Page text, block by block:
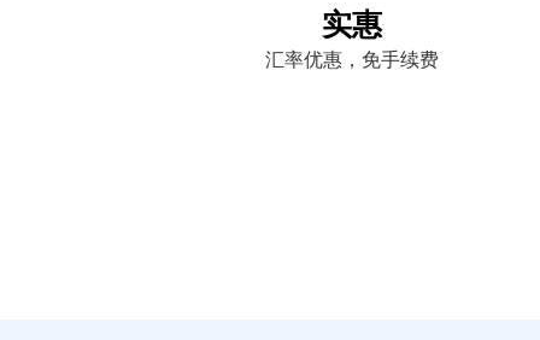
实惠
汇率优惠，免手续费